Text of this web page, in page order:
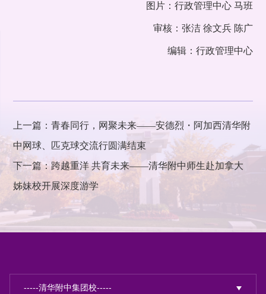
图片：行政管理中心 马班
审核：张洁 徐文兵 陈广
编辑：行政管理中心
上一篇：青春同行，网聚未来——安德烈・阿加西清华附
中网球、匹克球交流行圆满结束
下一篇：跨越重洋 共育未来——清华附中师生赴加拿大
姊妹校开展深度游学